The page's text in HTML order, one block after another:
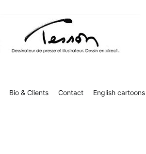
Bio & Clients Contact English cartoons